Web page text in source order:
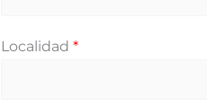
Localidad *